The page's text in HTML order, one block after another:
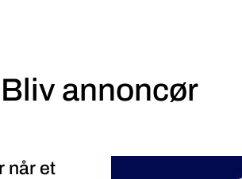
Bliv annoncør
når et